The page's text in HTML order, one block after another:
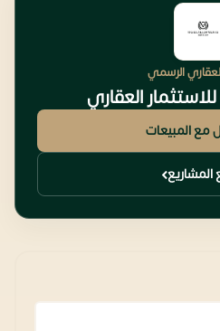
الرسمي
العقاري
مع المبيعات